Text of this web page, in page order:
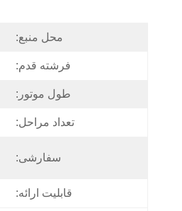
محل منبع:
فرشته قدم:
طول موتور:
تعداد مراحل:
سفارشی:
قابلیت ارائه: